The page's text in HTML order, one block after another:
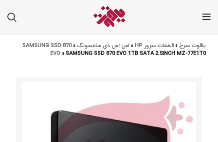
یاقوت سرخ »قطعات سرور HP »اس اس دی سامسونگ »
SAMSUNG SSD 870
EVO »SAMSUNG SSD 870 EVO 1TB SATA 2.5INCH MZ-77E1T0